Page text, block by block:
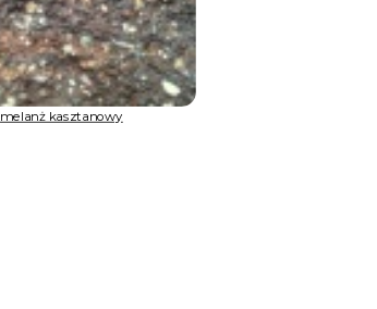
melanż kasztanowy